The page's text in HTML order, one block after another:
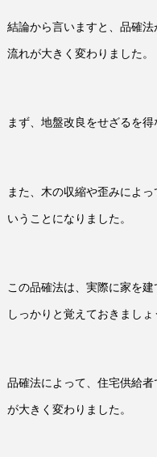
結論から言いますと、品確
流れが大きく変わりました。
まず、地盤改良をせざるを得
また、木の収縮や歪みによ
いうことになりました。
この品確法は、実際に家を
しっかりと覚えておきましょ
品確法によって、住宅供給
が大きく変わりました。